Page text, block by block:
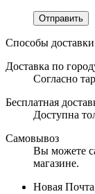
Отправить
Способы доставки
Доставка по
Согласно
Бесплатная
Доступна
Самовывоз
Вы можете
магазине.
Новая Почта